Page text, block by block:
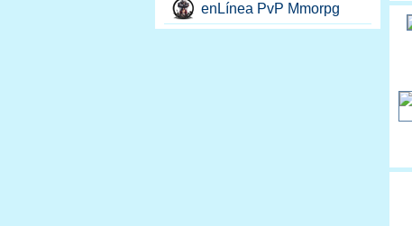
enLínea PvP Mmorpg